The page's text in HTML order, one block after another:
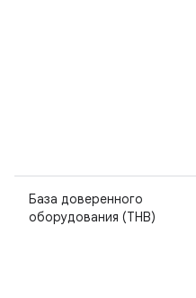
База доверенного
оборудования (THB)